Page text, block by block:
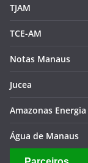
TJAM
TCE-AM
Notas Manaus
Jucea
Amazonas Energia
Água de Manaus